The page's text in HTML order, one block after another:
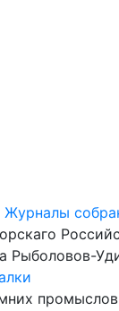
Журналы
Рыболовов-
промыслов